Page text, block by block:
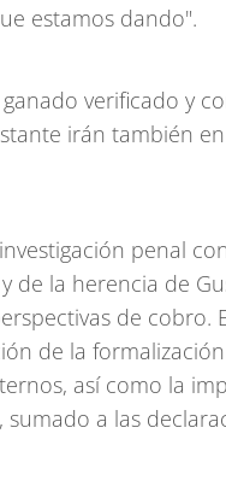
estamos dando".
verificado y
irán también
penal
de la herencia de
de cobro.
de la
así como la
a las